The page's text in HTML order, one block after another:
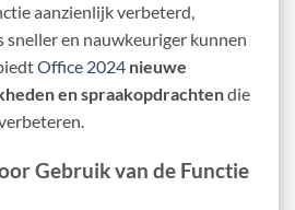
aanzienlijk verbeterd,
en nauwkeuriger kunnen
Office 2024 nieuwe
en spraakopdrachtendie
Gebruik van de Functie